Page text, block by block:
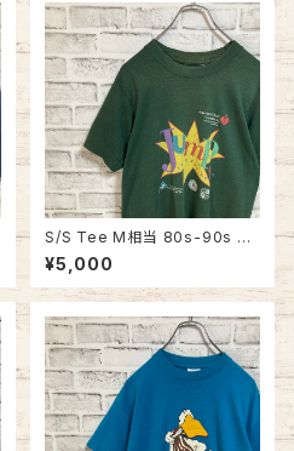
トリート JAZZ 楽器 アルコール
ヴィンテージ シングルステッチ
アメリカ USA レトロ 古着
S/S Tee M相当 80s-90s vi
ntage バックプリント 両面プリ
ント Tシャツ シングルステッチ
チャリティ イベント アメリカ US
¥5,000